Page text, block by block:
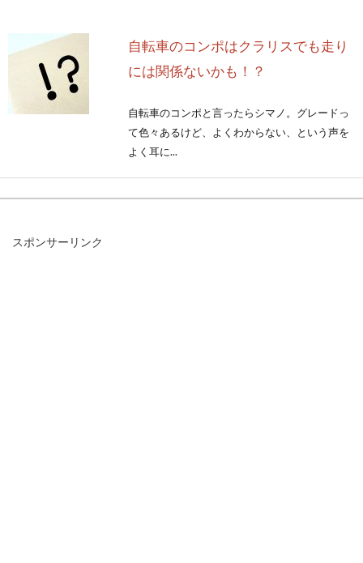
自転車のコンポはクラリスでも走り
には関係ないかも！？
自転車のコンポと言ったらシマノ。グレードっ
て色々あるけど、よくわからない、という声を
よく耳に...
スポンサーリンク